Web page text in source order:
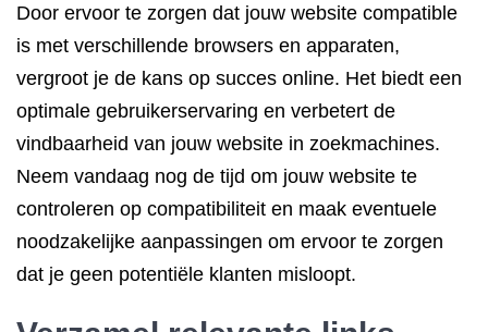
Door ervoor te zorgen dat jouw website compatible
is met verschillende browsers en apparaten,
vergroot je de kans op succes online. Het biedt een
optimale gebruikerservaring en verbetert de
vindbaarheid van jouw website in zoekmachines.
Neem vandaag nog de tijd om jouw website te
controleren op compatibiliteit en maak eventuele
noodzakelijke aanpassingen om ervoor te zorgen
dat je geen potentiële klanten misloopt.